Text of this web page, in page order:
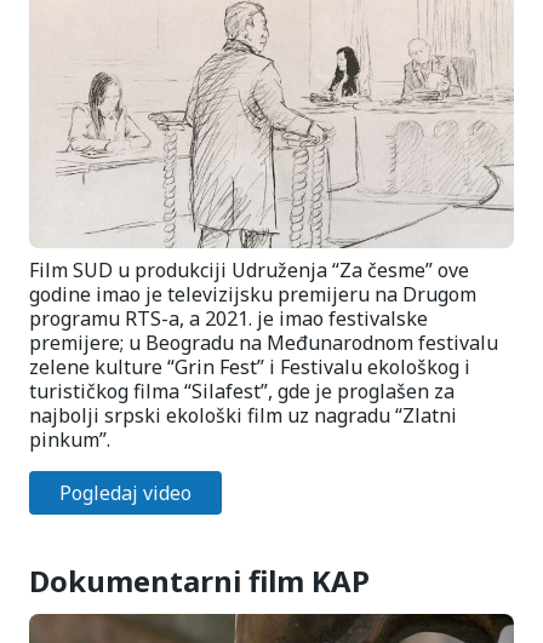
Film SUD u produkciji Udruženja “Za česme” ove
godine imao je televizijsku premijeru na Drugom
programu RTS-a, a 2021. je imao festivalske
premijere; u Beogradu na Međunarodnom festivalu
zelene kulture “Grin Fest” i Festivalu ekološkog i
turističkog filma “Silafest”, gde je proglašen za
najbolji srpski ekološki film uz nagradu “Zlatni
pinkum”.
Pogledaj video
Dokumentarni film KAP